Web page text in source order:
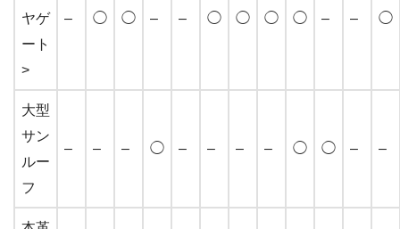
ヤゲ
ート
>
– ◯ ◯ – – ◯ ◯ ◯ ◯ – – ◯
大型
サン
ルー
フ
– – – ◯ – – – – ◯ ◯ – –